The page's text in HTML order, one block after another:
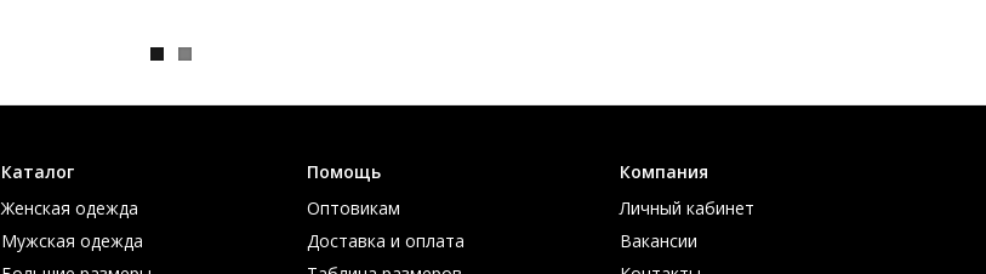
Каталог
Женская одежда
Мужская одежда
Помощь
Оптовикам
Доставка и оплата
Компания
Личный кабинет
Вакансии